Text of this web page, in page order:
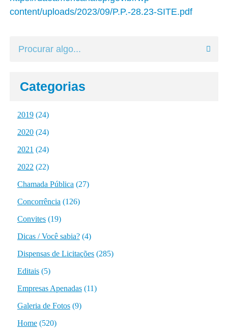
content/uploads/2023/09/P.P.-28.23-SITE.pdf
Categorias
2019(24)
2020(24)
2021 (24)
2022 (22)
Chamada Pública (27)
Concorrência (126)
Convites(19)
Dicas / Você sabia?(4)
Dispensas de Licitações(285)
Editais(5)
Empresas Apenadas(11)
Galeria de Fotos(9)
Home(520)